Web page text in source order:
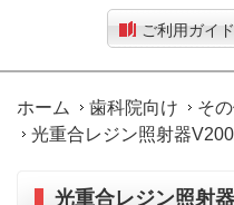
ご利用ガイド
ホーム 歯科院向け そ
光重合レジン照射器
光重合レジン照射